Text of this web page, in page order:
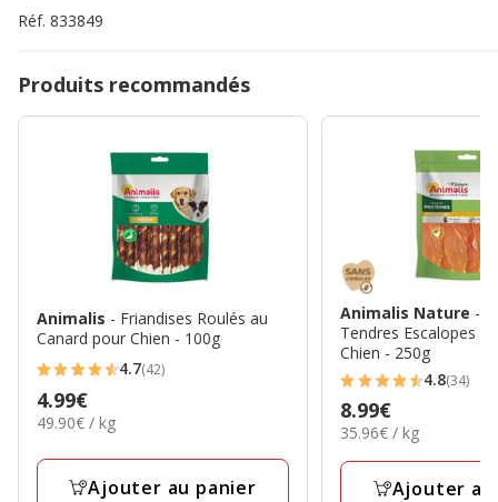
Réf. 833849
Produits recommandés
Animalis - Friandises Roulés au
Canard pour Chien - 100g
4.7
étoiles
avec
42
4.7(42)
Prix
4.99€
4.99€
49.90€
Kg
49.90€ / kg
Ajouter au panier
Animalis Nature -
Tendres Escalopes
Chien - 250g
4.8
étoiles
avec
34
4.8(34)
Prix
8.99€
8.99€
35.96€
Kg
35.96€ / kg
Ajouter